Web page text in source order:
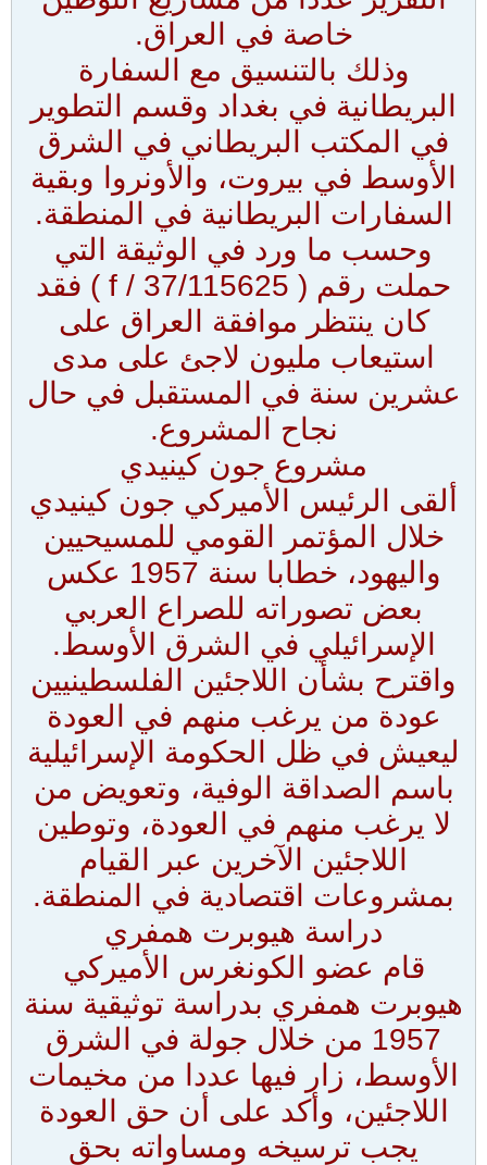
خاصة في العراق.
وذلك بالتنسيق مع السفارة
البريطانية في بغداد وقسم التطوير
في المكتب البريطاني في الشرق
الأوسط في بيروت، والأونروا وبقية
السفارات البريطانية في المنطقة.
وحسب ما ورد في الوثيقة التي
حملت رقم ( f / 37/115625 ) فقد
كان ينتظر موافقة العراق على
استيعاب مليون لاجئ على مدى
عشرين سنة في المستقبل في حال
نجاح المشروع.
مشروع جون كينيدي
ألقى الرئيس الأميركي جون كينيدي
خلال المؤتمر القومي للمسيحيين
واليهود، خطابا سنة 1957 عكس
بعض تصوراته للصراع العربي
الإسرائيلي في الشرق الأوسط.
واقترح بشأن اللاجئين الفلسطينيين
عودة من يرغب منهم في العودة
ليعيش في ظل الحكومة الإسرائيلية
باسم الصداقة الوفية، وتعويض من
لا يرغب منهم في العودة، وتوطين
اللاجئين الآخرين عبر القيام
بمشروعات اقتصادية في المنطقة.
دراسة هيوبرت همفري
قام عضو الكونغرس الأميركي
هيوبرت همفري بدراسة توثيقية سنة
1957 من خلال جولة في الشرق
الأوسط، زار فيها عددا من مخيمات
اللاجئين، وأكد على أن حق العودة
يجب ترسيخه ومساواته بحق